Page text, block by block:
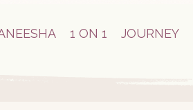
1 ON 1 JOURNEY